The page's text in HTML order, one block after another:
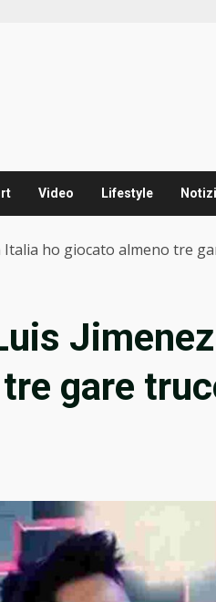
Video Lifestyle
Italia ho giocato almeno tre
gare